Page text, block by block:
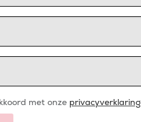
met onze privacyverklaring